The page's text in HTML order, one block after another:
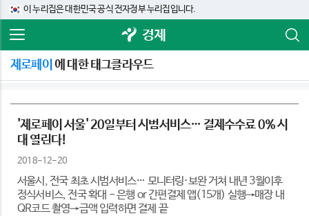
이 누리집은 대한민국 공식 전자정부 누리집입니다.
경제
제로페이 에 대한 태그클라우드
'제로페이 서울' 20일부터 시범서비스… 결제수수료 0% 시
대 열린다!
2018-12-20
서울시, 전국 최초 시범서비스… 모니터링·보완 거쳐 내년 3월이후
정식서비스, 전국 확대 - 은행 or 간편결제 앱(15개) 실행→매장 내
QR코드 촬영→금액 입력하면 결제 끝